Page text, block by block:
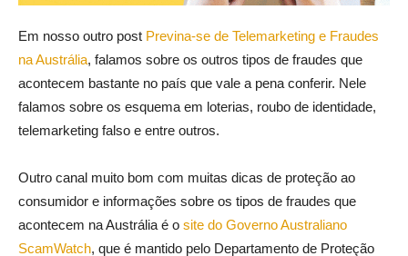
Em nosso outro post Previna-se de Telemarketing e Fraudes
na Austrália, falamos sobre os outros tipos de fraudes que
acontecem bastante no país que vale a pena conferir. Nele
falamos sobre os esquema em loterias, roubo de identidade,
telemarketing falso e entre outros.
Outro canal muito bom com muitas dicas de proteção ao
consumidor e informações sobre os tipos de fraudes que
acontecem na Austrália é o site do Governo Australiano
ScamWatch, que é mantido pelo Departamento de Proteção